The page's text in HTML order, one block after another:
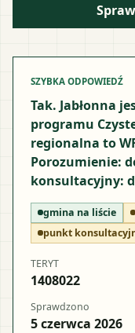
SZYBKA ODPOWIEDŹ
Tak. Jabłonna
programu
regionalna to
Porozumienie:
konsultacyjny:
gmina na liście
punkt
TERYT
1408022
Sprawdzono
5 czerwca 2026